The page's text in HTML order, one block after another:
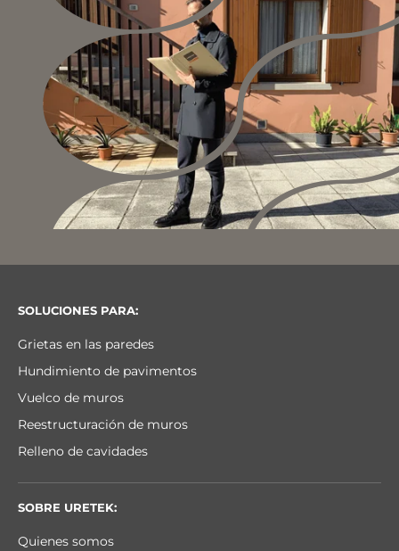
SOLUCIONES PARA:
Grietas en las paredes
Hundimiento de pavimentos
Vuelco de muros
Reestructuración de muros
Relleno de cavidades
SOBRE URETEK:
Quienes somos